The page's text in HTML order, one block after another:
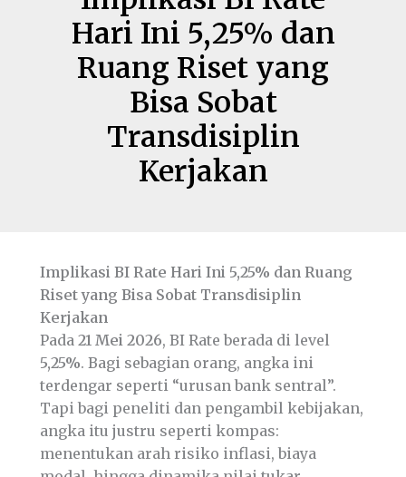
Hari Ini 5,25% dan
Ruang Riset yang
Bisa Sobat
Transdisiplin
Kerjakan
Implikasi BI Rate Hari Ini 5,25% dan Ruang
Riset yang Bisa Sobat Transdisiplin
Kerjakan
Pada 21 Mei 2026, BI Rate berada di level
5,25%. Bagi sebagian orang, angka ini
terdengar seperti “urusan bank sentral”.
Tapi bagi peneliti dan pengambil kebijakan,
angka itu justru seperti kompas:
menentukan arah risiko inflasi, biaya